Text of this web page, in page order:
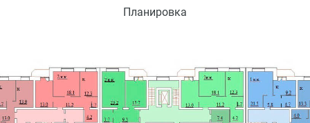
Планировка